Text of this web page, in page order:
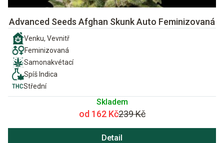
Advanced Seeds Afghan Skunk Auto Feminizovaná
Venku, Vevnitř
Feminizovaná
Samonakvétací
Spíš Indica
Střední
Skladem
od 162 Kč239 Kč
Detail